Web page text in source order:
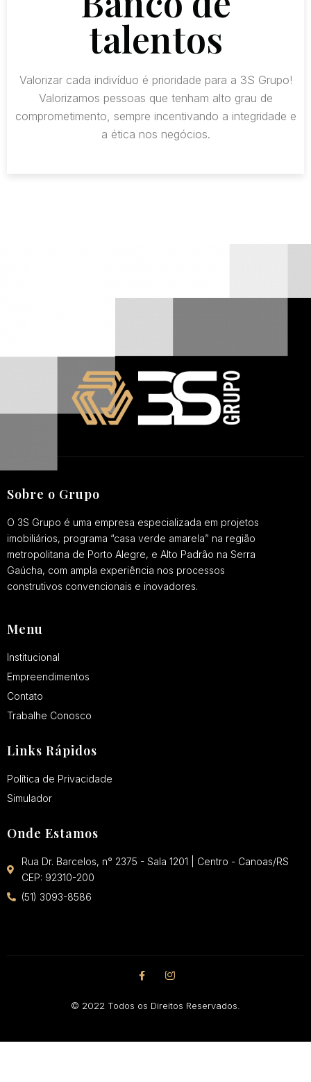
talentos
Valorizar cada indivíduo é prioridade para a 3S Grupo!
Valorizamos pessoas que tenham alto grau de
comprometimento, sempre incentivando a integridade e
a ética nos negócios.
Sobre o Grupo
O 3S Grupo é uma empresa especializada em projetos
imobiliários, programa “casa verde amarela” na região
metropolitana de Porto Alegre, e Alto Padrão na Serra
Gaúcha, com ampla experiência nos processos
construtivos convencionais e inovadores.
Menu
Institucional
Empreendimentos
Contato
Trabalhe Conosco
Links Rápidos
Política de Privacidade
Simulador
Onde Estamos
Rua Dr. Barcelos, n° 2375 - Sala 1201 | Centro - Canoas/RS
CEP: 92310-200
(51) 3093-8586
© 2022 Todos os Direitos Reservados.